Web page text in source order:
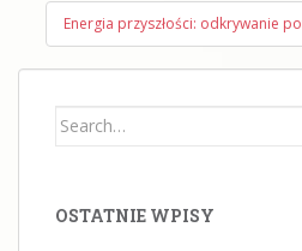
Energia przyszłości: odkrywanie
Search
OSTATNIE WPISY